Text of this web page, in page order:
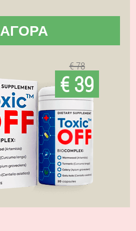
ΑΓΟΡΆ
€ 78
€ 39